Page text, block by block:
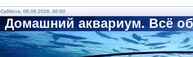
Суббота, 08.08.2026, 00:00
Домашний аквариум. Всё